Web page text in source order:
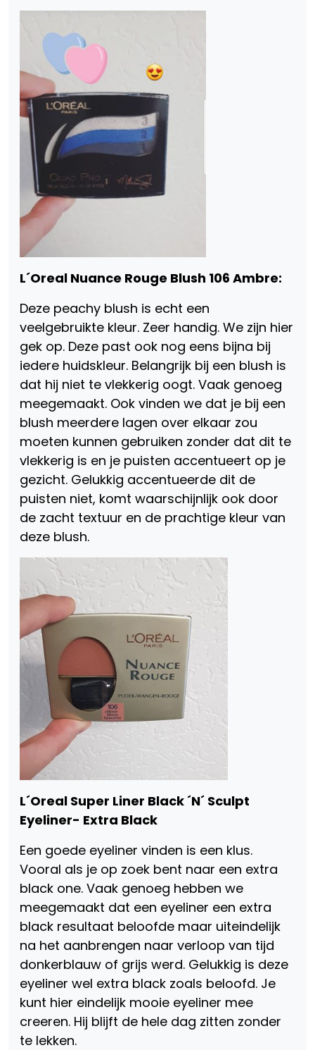
L´Oreal Nuance Rouge Blush 106 Ambre:
Deze peachy blush is echt een
veelgebruikte kleur. Zeer handig. We zijn hier
gek op. Deze past ook nog eens bijna bij
iedere huidskleur. Belangrijk bij een blush is
dat hij niet te vlekkerig oogt. Vaak genoeg
meegemaakt. Ook vinden we dat je bij een
blush meerdere lagen over elkaar zou
moeten kunnen gebruiken zonder dat dit te
vlekkerig is en je puisten accentueert op je
gezicht. Gelukkig accentueerde dit de
puisten niet, komt waarschijnlijk ook door
de zacht textuur en de prachtige kleur van
deze blush.
L´Oreal Super Liner Black ´N´ Sculpt
Eyeliner- Extra Black
Een goede eyeliner vinden is een klus.
Vooral als je op zoek bent naar een extra
black one. Vaak genoeg hebben we
meegemaakt dat een eyeliner een extra
black resultaat beloofde maar uiteindelijk
na het aanbrengen naar verloop van tijd
donkerblauw of grijs werd. Gelukkig is deze
eyeliner wel extra black zoals beloofd. Je
kunt hier eindelijk mooie eyeliner mee
creeren. Hij blijft de hele dag zitten zonder
te lekken.